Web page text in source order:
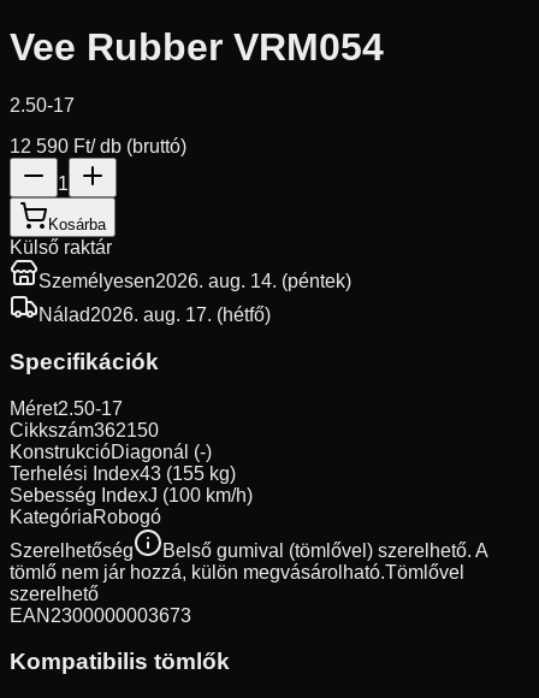
Vee Rubber VRM054
2.50-17
12 590 Ft/ db (bruttó)
1
Kosárba
Külső raktár
Személyesen2026. aug. 14. (péntek)
Nálad2026. aug. 17. (hétfő)
Specifikációk
Méret2.50-17
Cikkszám362150
KonstrukcióDiagonál (-)
Terhelési Index43 (155 kg)
Sebesség IndexJ (100 km/h)
KategóriaRobogó
Szerelhetőség
Belső gumival (tömlővel) szerelhető. A
tömlő nem jár hozzá, külön megvásárolható.Tömlővel
szerelhető
EAN 2300000003673
Kompatibilis tömlők